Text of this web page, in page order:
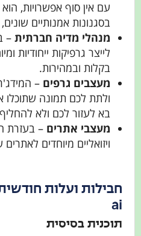
עם אין סוף אפשרויות,
בסגנונות אמנותיים
מנהלי מדיה חברתית –
לייצר גרפיקות ייחודיות
בקלות ובמהירות.
מעצבים גרפים –
ולתת לכם תמונה
בא לעזור לכם ולא
מעצבי אתרים – בעזרת
ויזואליים מיוחדים
ai
תוכנית בסיסית